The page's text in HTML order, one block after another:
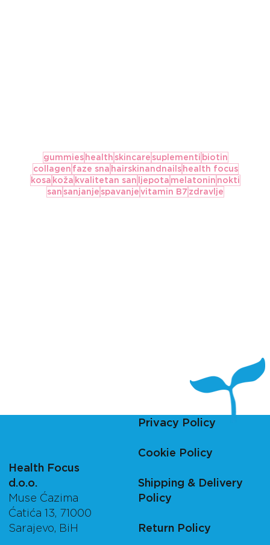
gummies health skincare suplementi biotin
collagen faze sna hairskinandnails health focus
kosa koža kvalitetan san ljepota melatonin nokti
san sanjanje spavanje vitamin B7 zdravlje
Health Focus
d.o.o.
Muse Ćazima
Ćatića 13, 71000
Sarajevo, BiH
Privacy Policy
Cookie Policy
Shipping & Delivery
Policy
Return Policy